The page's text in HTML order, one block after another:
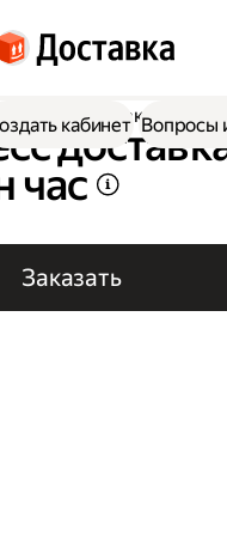
доставка по
час
Заказать
кабинет Вопросы